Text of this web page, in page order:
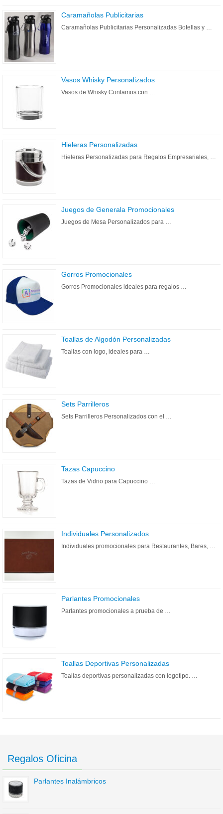
Caramañolas Publicitarias
Caramañolas Publicitarias Personalizadas Botellas y …
Vasos Whisky Personalizados
Vasos de Whisky Contamos con …
Hieleras Personalizadas
Hieleras Personalizadas para Regalos Empresariales, …
Juegos de Generala Promocionales
Juegos de Mesa Personalizados para …
Gorros Promocionales
Gorros Promocionales ideales para regalos …
Toallas de Algodón Personalizadas
Toallas con logo, ideales para …
Sets Parrilleros
Sets Parrilleros Personalizados con el …
Tazas Capuccino
Tazas de Vidrio para Capuccino …
Individuales Personalizados
Individuales promocionales para Restaurantes, Bares, …
Parlantes Promocionales
Parlantes promocionales a prueba de …
Toallas Deportivas Personalizadas
Toallas deportivas personalizadas con logotipo. …
Regalos Oficina
Parlantes Inalámbricos